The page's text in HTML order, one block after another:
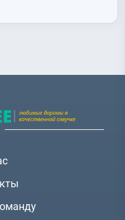
Моэка (Hoshi Moeka)